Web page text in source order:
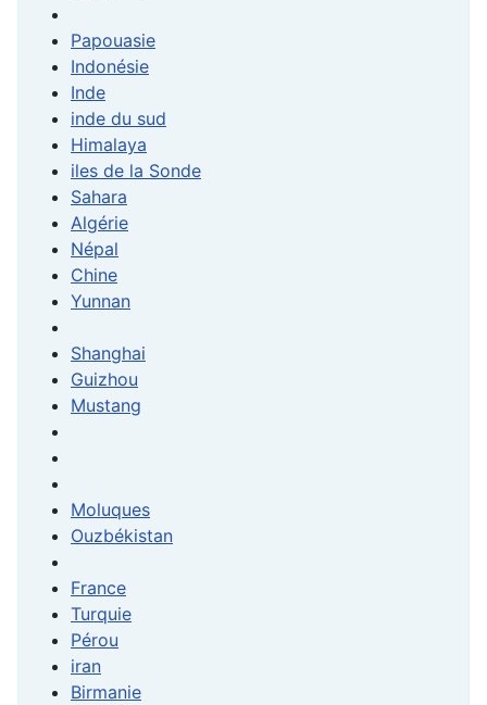
Papouasie
Indonésie
Inde
inde du sud
Himalaya
iles de la Sonde
Sahara
Algérie
Népal
Chine
Yunnan
Shanghai
Guizhou
Mustang
Moluques
Ouzbékistan
France
Turquie
Pérou
iran
Birmanie